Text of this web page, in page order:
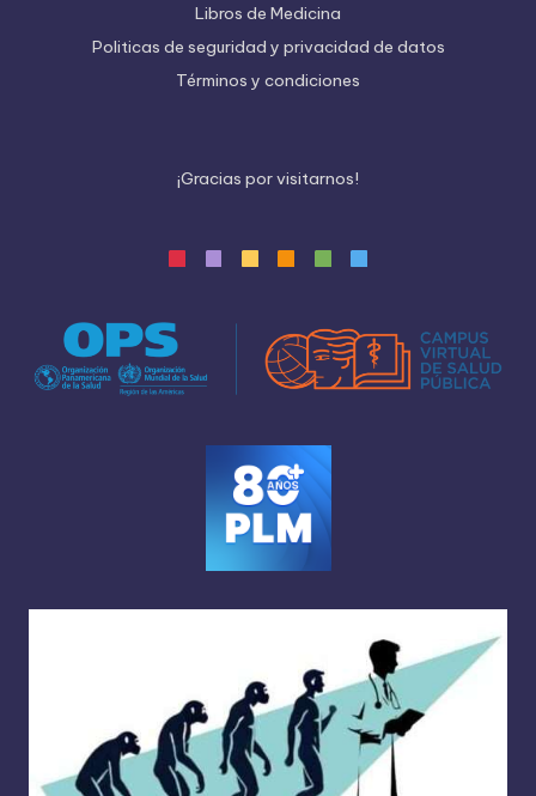
Libros de Medicina
Politicas de seguridad y privacidad de datos
Términos y condiciones
¡Gracias porvisitarnos!